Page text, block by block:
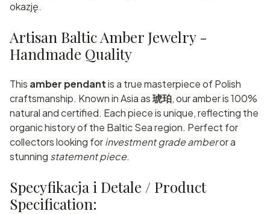
okazję.
Artisan Baltic Amber Jewelry -
Handmade Quality
This amber pendantis a true masterpiece of Polish
craftsmanship. Known in Asia as琥珀, our amber is 100%
natural and certified. Each piece is unique, reflecting the
organic history of the Baltic Sea region. Perfect for
collectors looking forinvestment grade amberor a
stunning statement piece.
Specyfikacja i Detale / Product
Specification: